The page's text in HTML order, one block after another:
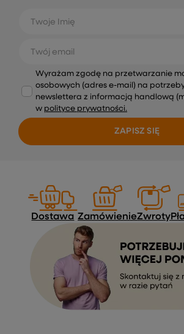
Twoje Imię
Twój email
Wyrażam zgodę na przetwarzanie
osobowych (adres e-mail) na potrzeby
newslettera z informacją handlową
w polityce prywatności.
ZAPISZ SIĘ
Dostawa ZamówienieZwroty